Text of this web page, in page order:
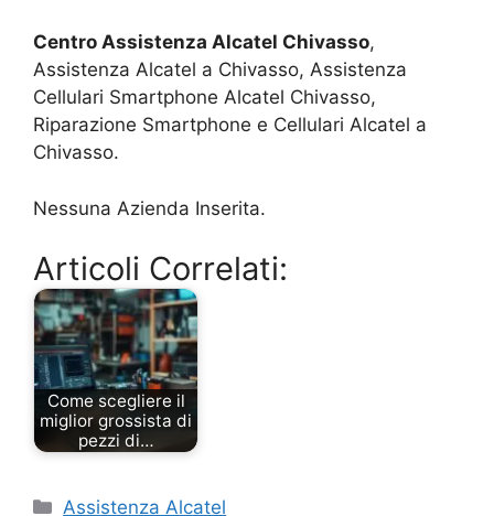
Centro Assistenza Alcatel Chivasso,
Assistenza Alcatel a Chivasso, Assistenza
Cellulari Smartphone Alcatel Chivasso,
Riparazione Smartphone e Cellulari Alcatel a
Chivasso.
Nessuna Azienda Inserita.
Articoli Correlati:
Come scegliere il
miglior grossista di
pezzi di…
Categorie
Assistenza Alcatel